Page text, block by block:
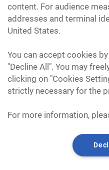
content. For audience
addresses and terminal
United States.
You can accept cookies
"Decline All". You may
clicking on "Cookies
strictly necessary for the
For more information,